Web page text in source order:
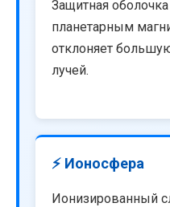
Защитная
планетарным
отклоняет
лучей.
⚡ Ионосфера
Ионизированный